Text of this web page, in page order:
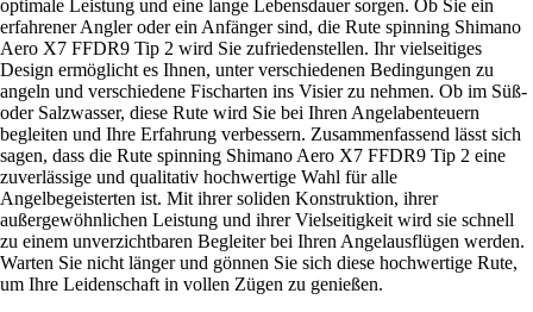
optimale Leistung und eine lange Lebensdauer sorgen. Ob Sie ein
erfahrener Angler oder ein Anfänger sind, die Rute spinning Shimano
Aero X7 FFDR9 Tip 2 wird Sie zufriedenstellen. Ihr vielseitiges
Design ermöglicht es Ihnen, unter verschiedenen Bedingungen zu
angeln und verschiedene Fischarten ins Visier zu nehmen. Ob im Süß-
oder Salzwasser, diese Rute wird Sie bei Ihren Angelabenteuern
begleiten und Ihre Erfahrung verbessern. Zusammenfassend lässt sich
sagen, dass die Rute spinning Shimano Aero X7 FFDR9 Tip 2 eine
zuverlässige und qualitativ hochwertige Wahl für alle
Angelbegeisterten ist. Mit ihrer soliden Konstruktion, ihrer
außergewöhnlichen Leistung und ihrer Vielseitigkeit wird sie schnell
zu einem unverzichtbaren Begleiter bei Ihren Angelausflügen werden.
Warten Sie nicht länger und gönnen Sie sich diese hochwertige Rute,
um Ihre Leidenschaft in vollen Zügen zu genießen.